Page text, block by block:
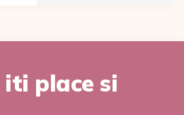
iti place si